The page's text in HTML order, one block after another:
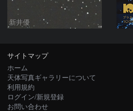
新井優
サイトマップ
ホーム
天体写真ギャラリーについて
利用規約
ログイン/新規登録
お問い合わせ